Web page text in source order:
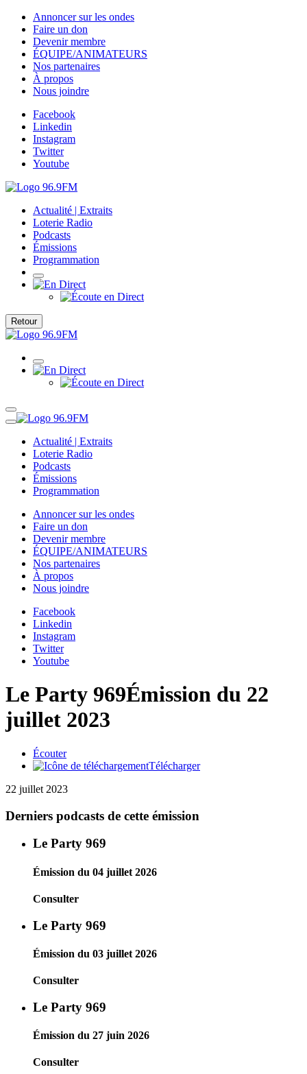
Annoncer sur les ondes
Faire un don
Devenir membre
ÉQUIPE/ANIMATEURS
Nos partenaires
À propos
Nous joindre
Facebook
Linkedin
Instagram
Twitter
Youtube
Actualité | Extraits
Loterie Radio
Podcasts
Émissions
Programmation
Retour
Actualité | Extraits
Loterie Radio
Podcasts
Émissions
Programmation
Annoncer sur les ondes
Faire un don
Devenir membre
ÉQUIPE/ANIMATEURS
Nos partenaires
À propos
Nous joindre
Facebook
Linkedin
Instagram
Twitter
Youtube
Le Party 969Émission du 22
juillet 2023
Écouter
Télécharger
22 juillet 2023
Derniers podcasts de cette émission
Le Party 969
Émission du 04 juillet 2026
Consulter
Le Party 969
Émission du 03 juillet 2026
Consulter
Le Party 969
Émission du 27 juin 2026
Consulter